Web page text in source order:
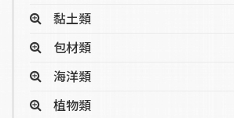
黏土類
包材類
海洋類
植物類